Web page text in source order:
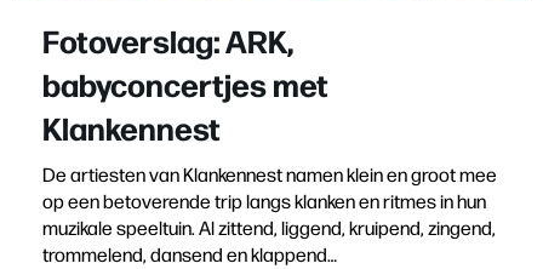
Fotoverslag: ARK,
babyconcertjes met
Klankennest
De artiesten van Klankennest namen klein en groot mee
op een betoverende trip langs klanken en ritmes in hun
muzikale speeltuin. Al zittend, liggend, kruipend, zingend,
trommelend, dansend en klappend…